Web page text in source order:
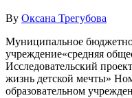
By Оксана Трегубова
Муниципальное
учреждение«средняя
Исследовательский
жизнь детской мечты»
образовательном